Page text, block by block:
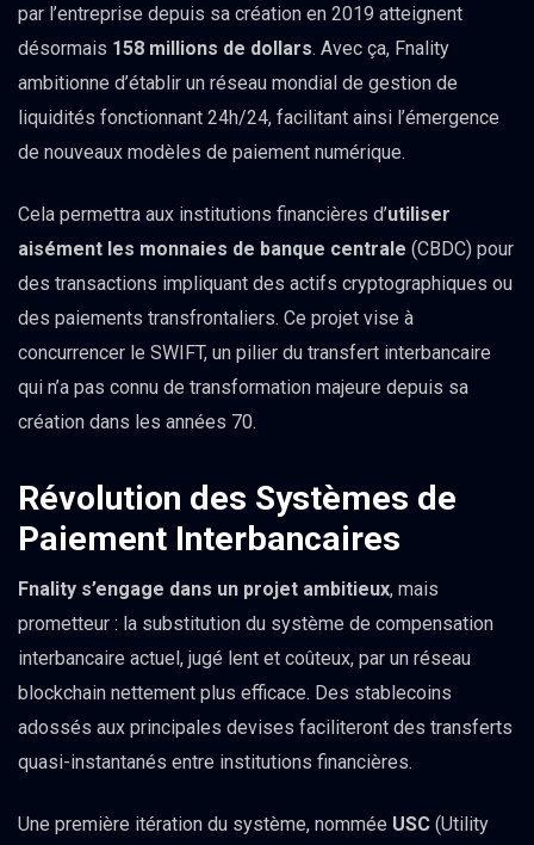
par l’entreprise depuis sa création en 2019 atteignent
désormais 158 millions de dollars. Avec ça, Fnality
ambitionne d’établir un réseau mondial de gestion de
liquidités fonctionnant 24h/24, facilitant ainsi l’émergence
de nouveaux modèles de paiement numérique.
Cela permettra aux institutions financières d’utiliser
aisément les monnaies de banque centrale (CBDC) pour
des transactions impliquant des actifs cryptographiques ou
des paiements transfrontaliers. Ce projet vise à
concurrencer le SWIFT, un pilier du transfert interbancaire
qui n’a pas connu de transformation majeure depuis sa
création dans les années 70.
Révolution des Systèmes de
Paiement Interbancaires
Fnality s’engage dans un projet ambitieux, mais
prometteur : la substitution du système de compensation
interbancaire actuel, jugé lent et coûteux, par un réseau
blockchain nettement plus efficace. Des stablecoins
adossés aux principales devises faciliteront des transferts
quasi-instantanés entre institutions financières.
Une première itération du système, nommée USC (Utility